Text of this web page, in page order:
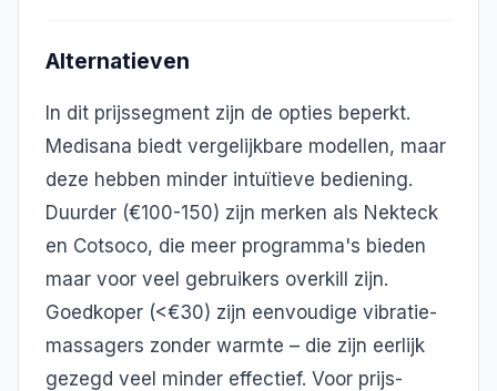
Alternatieven
In dit prijssegment zijn de opties beperkt.
Medisana biedt vergelijkbare modellen, maar
deze hebben minder intuïtieve bediening.
Duurder (€100-150) zijn merken als Nekteck
en Cotsoco, die meer programma's bieden
maar voor veel gebruikers overkill zijn.
Goedkoper (<€30) zijn eenvoudige vibratie-
massagers zonder warmte – die zijn eerlijk
gezegd veel minder effectief. Voor prijs-